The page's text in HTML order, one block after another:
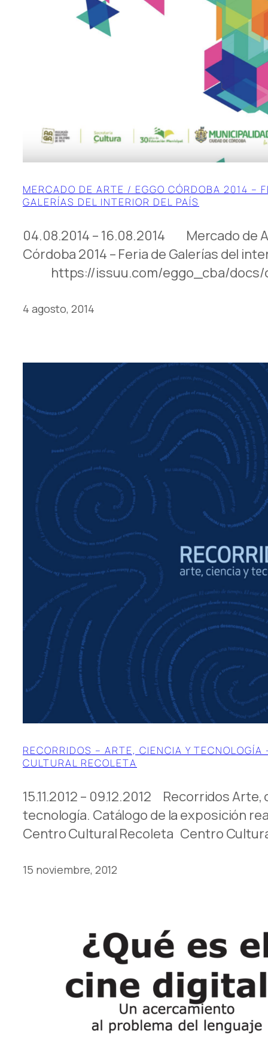
MERCADO DE ARTE / EGGO CÓRDOBA 2014 –
GALERÍAS DEL INTERIOR DEL PAÍS
04.08.2014 – 16.08.2014 Mercado de
Córdoba 2014 – Feria de Galerías del
https://issuu.com/eggo_cba/
4 agosto, 2014
RECORRIDOS – ARTE, CIENCIA Y TECNOLOGÍA
CULTURAL RECOLETA
15.11.2012 – 09.12.2012 Recorridos Arte,
tecnología. Catálogo de la exposición
Centro Cultural Recoleta Centro
15 noviembre, 2012